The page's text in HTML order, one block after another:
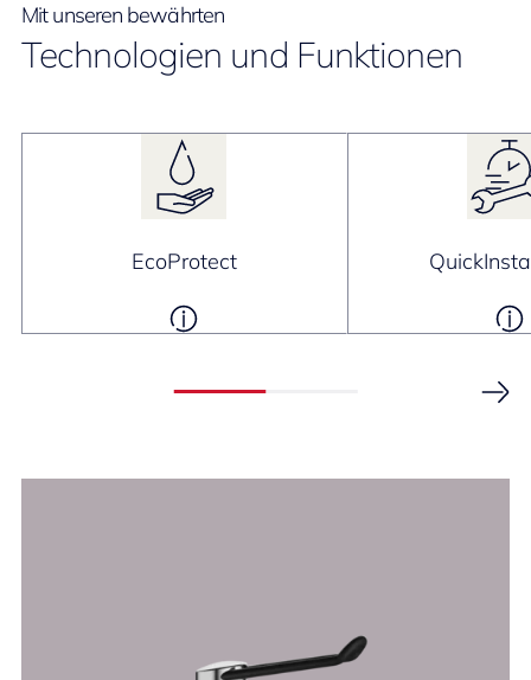
Mit unseren bewährten
Technologien und Funktionen
EcoProtect